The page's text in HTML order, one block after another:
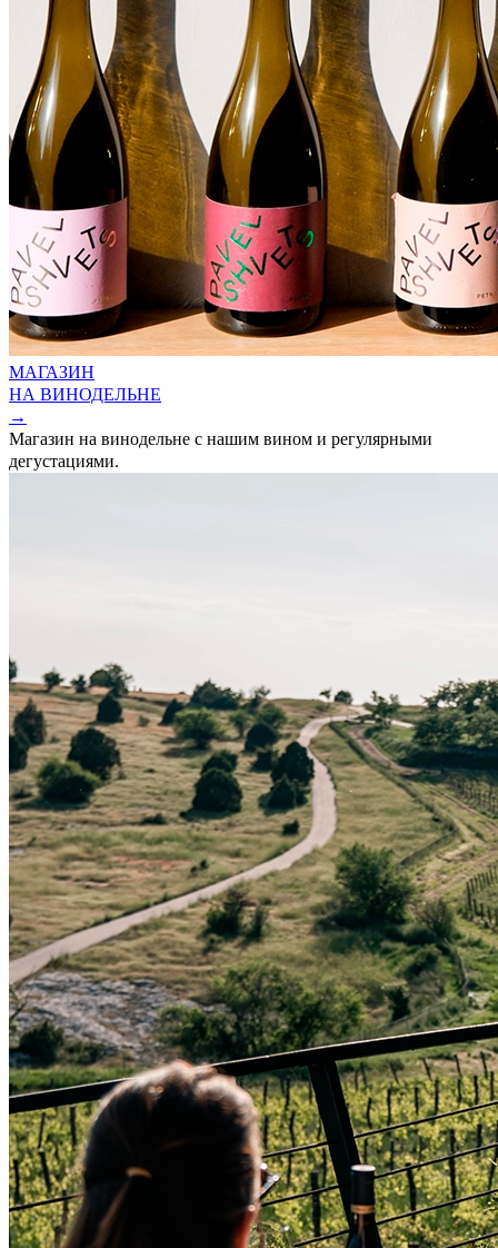
МАГАЗИН
НА ВИНОДЕЛЬНЕ
→
Магазин на винодельне с нашим вином и регулярными
дегустациями.